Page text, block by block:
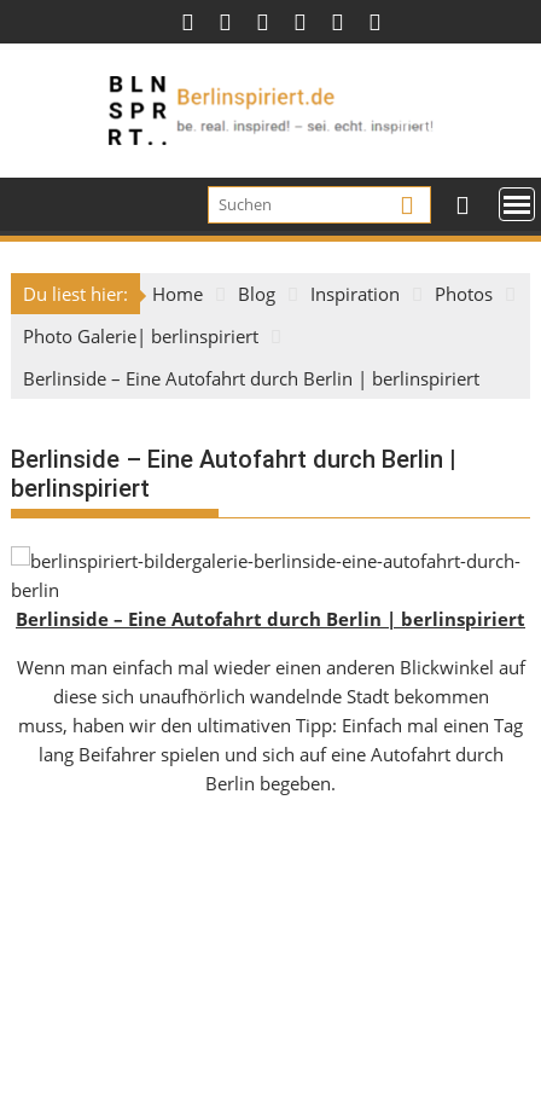
to
Du liest hier: Home Blog Inspiration
Photos
Photo Galerie| berlinspiriert
Berlinside – Eine Autofahrt durch Berlin | berlinspiriert
Berlinside – Eine Autofahrt durch Berlin |
berlinspiriert
Berlinside – Eine Autofahrt durch Berlin | berlinspiriert
Wenn man einfach mal wieder einen anderen Blickwinkel auf
diese sich unaufhörlich wandelnde Stadt bekommen
muss, haben wir den ultimativen Tipp: Einfach mal einen Tag
lang Beifahrer spielen und sich auf eine Autofahrt durch
Berlin begeben.